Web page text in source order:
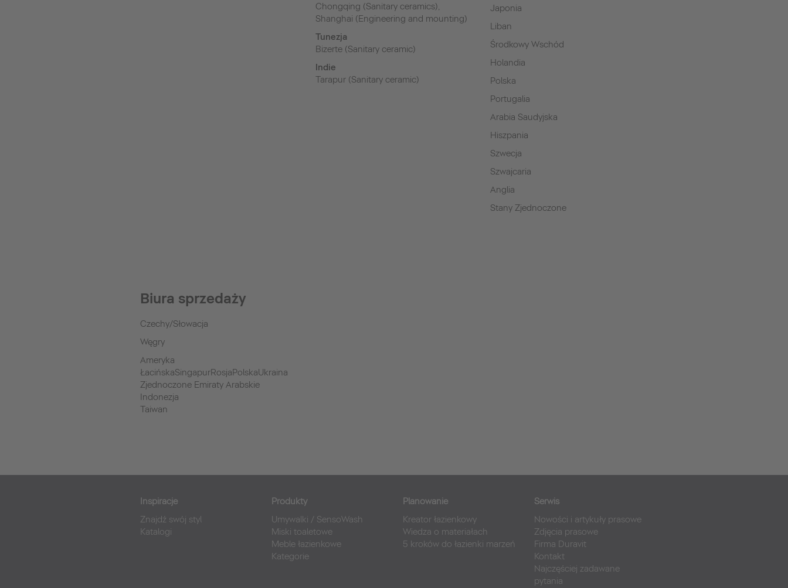
Chongqing (Sanitary ceramics),
Shanghai (Engineering and mounting)
Tunezja
Bizerte (Sanitary ceramic)
Indie
Tarapur (Sanitary ceramic)
Japonia
Liban
Środkowy Wschód
Holandia
Polska
Portugalia
Arabia Saudyjska
Hiszpania
Szwecja
Szwajcaria
Anglia
Stany Zjednoczone
Biura sprzedaży
Czechy/Słowacja
Węgry
Ameryka
ŁacińskaSingapurRosjaPolskaUkraina
Zjednoczone Emiraty Arabskie
Indonezja
Taiwan
Inspiracje
Znajdź swój styl
Katalogi
Produkty
Umywalki / SensoWash
Miski toaletowe
Meble łazienkowe
Kategorie
Planowanie
Kreator łazienkowy
Wiedza o materiałach
5 kroków do łazienki marzeń
Serwis
Nowości i artykuły prasowe
Zdjęcia prasowe
Firma Duravit
Kontakt
Najczęściej zadawane
pytania